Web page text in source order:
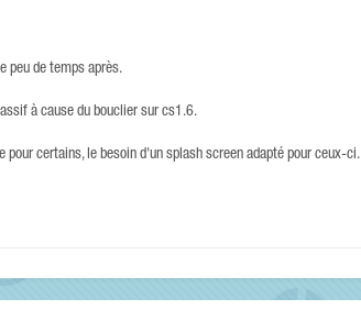
peu de temps après.
à cause du bouclier sur cs1.6.
certains, le besoin d'un splash screen adapté pour ceux-ci.